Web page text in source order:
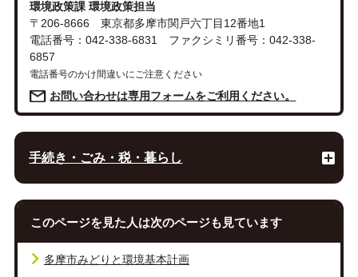
環境政策課 環境政策担当
〒206-8666 東京都多摩市関戸六丁目12番地1
電話番号：042-338-6831 ファクシミリ番号：042-338-
6857
電話番号のかけ間違いにご注意ください
お問い合わせは専用フォームをご利用ください。
手続き・ごみ・税・暮らし
このページを見た人は次のページも見ています
多摩市みどりと環境基本計画